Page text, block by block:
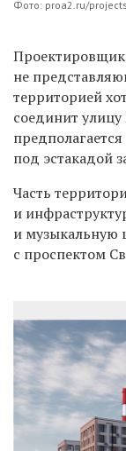
Фото: proa2.ru/
не
территорией
соединит
под эстакадой
Часть
и
и музыкальную
с проспектом